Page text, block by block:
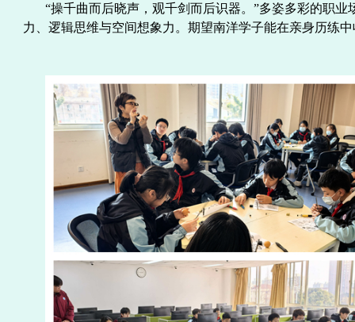
“操千曲而后晓声，观千剑而后识器。”多姿多彩的职业
力、逻辑思维与空间想象力。 期望南洋学子能在亲身历练